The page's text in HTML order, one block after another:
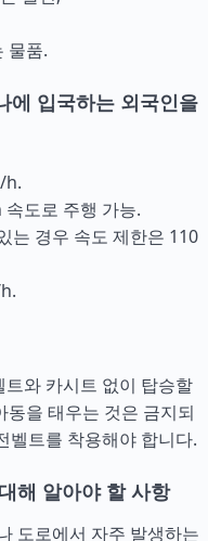
물품.
에 입국하는 외국인을
h.
도로 주행 가능.
는 경우 속도 제한은 110
와 카시트 없이 탑승할
을 태우는 것은 금지되
벨트를 착용해야 합니다.
해 알아야 할 사항
도로에서 자주 발생하는